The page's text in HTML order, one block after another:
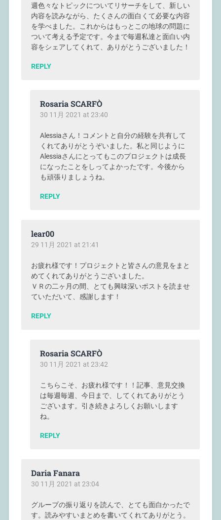
週色々なトピックについてリサーチをして、新しい
内容を読みながら、たくさんの面白くて必要な内容
を学べました。これからはもっとこの地球の問題に
ついて考える予定です。今まで毎週私達と面白い内
容をシェアしてくれて、ありがとうございました！
REPLY
Rosaria SCARFÒ
30 11月 2021 at 23:40
Alessiaさん！コメントと自分の経験を共有して
くれてありがとうぞいました。私と同じように
Alessiaさんにとってもこのプロジェクトは成長
になったことをしってよかったです。今後から
も頑張りましょうね。
REPLY
lear00
29 11月 2021 at 21:41
お疲れ様です！プロジェクトと皆さんの意見をまと
めてくれてありがとうございました。
ＶＲの二ヶ月の間、とても興味深いポストを読ませ
ていただいて、感謝します！
REPLY
Rosaria SCARFÒ
30 11月 2021 at 23:42
こちらこそ、お疲れ様です！！記事、意見交換
は毎週毎週、今日まで、してくれてありがとう
ございます。引き続きよろしくお願いします
ね。
REPLY
Daria Fanara
30 11月 2021 at 23:04
グループの振り返りを読んで、とても面白かったで
す。読みやすいまとめを書いてくれてありがとう。